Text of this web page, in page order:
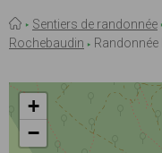
Fil
d'Ariane
Sentiers de randonnée
Rochebaudin
+
−